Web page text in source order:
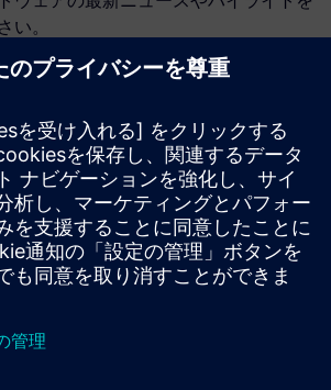
い。
る
コミュニティ
ロセス準備ソフトウェアに関するすべ
得てください。
セスする